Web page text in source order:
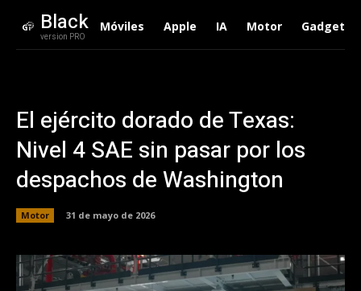
Black
version PRO
Móviles Apple IA Motor Gadgets
El ejército dorado de Texas:
Nivel 4 SAE sin pasar por los
despachos de Washington
Motor 31 de mayo de 2026